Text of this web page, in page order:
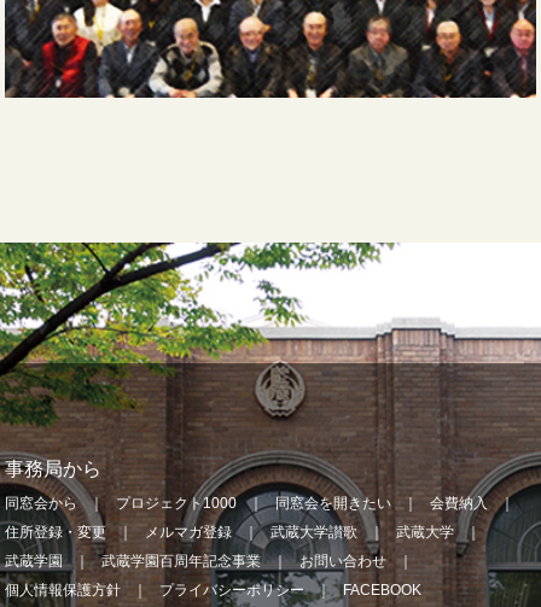
事務局から
同窓会から プロジェクト1000 同窓会を開きたい
会費納入
住所登録・変更
メルマガ登録 武蔵大学讃歌
武蔵大学
武蔵学園
武蔵学園百周年記念事業
お問い合わせ
個人情報保護方針
プライバシーポリシー FACEBOOK